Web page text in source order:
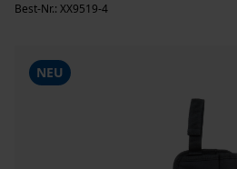
NEU
Best-Nr.: XX9519-4